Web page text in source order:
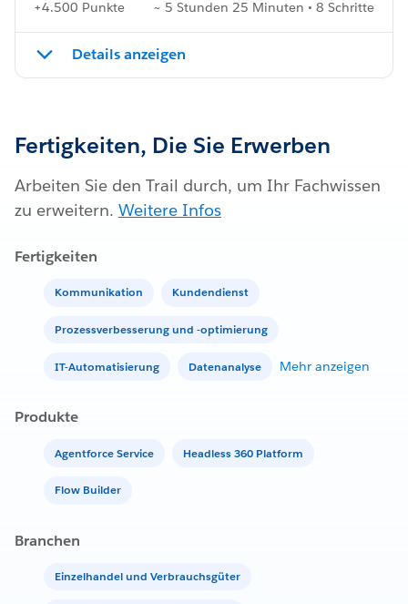
+4.500 Punkte ~ 5 Stunden 25 Minuten • 8 Schritte
Details anzeigen
Fertigkeiten, Die Sie Erwerben
Arbeiten Sie den Trail durch, um Ihr Fachwissen
zu erweitern. Weitere Infos
Fertigkeiten
Kommunikation Kundendienst
Prozessverbesserung und -optimierung
IT-Automatisierung Datenanalyse Mehr anzeigen
Produkte
Agentforce Service Headless 360 Platform
Flow Builder
Branchen
Einzelhandel und Verbrauchsgüter